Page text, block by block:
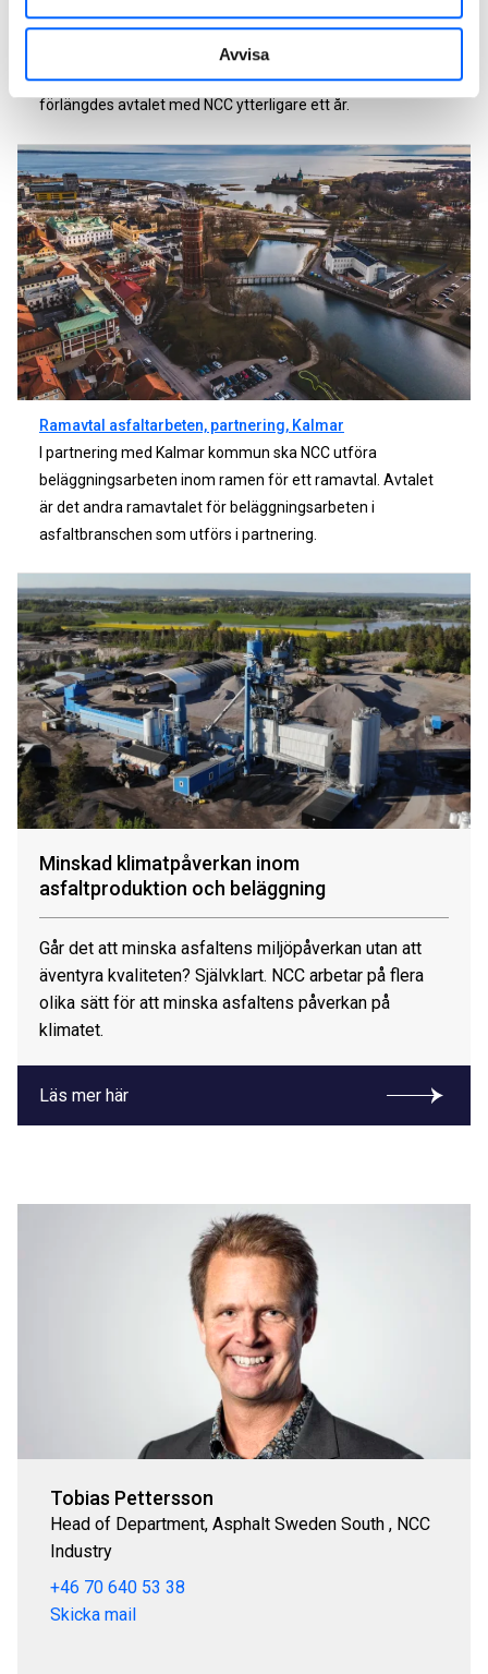
Avvisa
2022 var Kristianstad den första kommunen i Sverige att
teckna ramavtal för beläggningsarbeten i partnering, unikt i
asfaltbranschen. Samarbetet har varit lyckosamt och 2025
förlängdes avtalet med NCC ytterligare ett år.
Ramavtal asfaltarbeten, partnering, Kalmar
I partnering med Kalmar kommun ska NCC utföra
beläggningsarbeten inom ramen för ett ramavtal. Avtalet
är det andra ramavtalet för beläggningsarbeten i
asfaltbranschen som utförs i partnering.
Minskad klimatpåverkan inom
asfaltproduktion och beläggning
Går det att minska asfaltens miljöpåverkan utan att
äventyra kvaliteten? Självklart. NCC arbetar på flera
olika sätt för att minska asfaltens påverkan på
klimatet.
Läs mer här
Tobias Pettersson
Head of Department, Asphalt Sweden South , NCC
Industry
+46 70 640 53 38
Skicka mail